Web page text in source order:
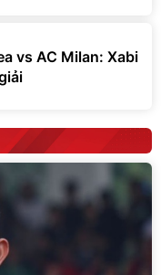
vs AC Milan: Xabi